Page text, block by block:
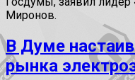
Миронов.
В Думе
рынка